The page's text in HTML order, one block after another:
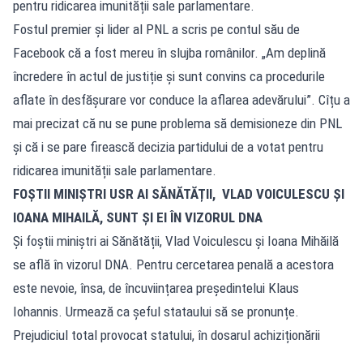
pentru ridicarea imunității sale parlamentare.
Fostul premier și lider al PNL a scris pe contul său de
Facebook că a fost mereu în slujba românilor. „Am deplină
încredere în actul de justiție și sunt convins ca procedurile
aflate în desfășurare vor conduce la aflarea adevărului”. Cîțu a
mai precizat că nu se pune problema să demisioneze din PNL
și că i se pare firească decizia partidului de a votat pentru
ridicarea imunității sale parlamentare.
FOȘTII MINIȘTRI USR AI SĂNĂTĂȚII, VLAD VOICULESCU ȘI
IOANA MIHAILĂ, SUNT ȘI EI ÎN VIZORUL DNA
Și foștii miniștri ai Sănătății, Vlad Voiculescu și Ioana Mihăilă
se află în vizorul DNA. Pentru cercetarea penală a acestora
este nevoie, însa, de încuviințarea președintelui Klaus
Iohannis. Urmează ca șeful stataului să se pronunțe.
Prejudiciul total provocat statului, în dosarul achiziționării